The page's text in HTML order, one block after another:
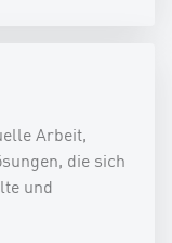
Arbeit,
die sich
und